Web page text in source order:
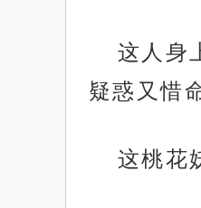
这人身
疑惑又惜
这桃花